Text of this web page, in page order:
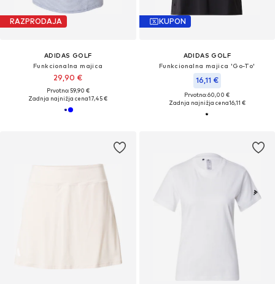
RAZPRODAJA
ADIDAS GOLF
Funkcionalna majica
29,90 €
Prvotno: 59,90 €
Zadnja najnižja cena17,45 €
KUPON
ADIDAS GOLF
Funkcionalna majica 'Go-To'
16,11 €
Prvotno: 60,00 €
Zadnja najnižja cena16,11 €